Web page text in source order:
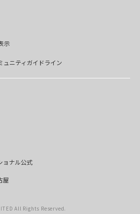
示
ュニティガイドライン
ョナル公式
屋
All Rights Reserved.